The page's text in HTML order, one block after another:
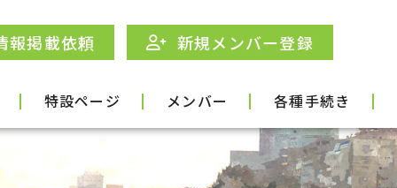
報掲載依頼 新規メンバー登録
特設ページ メンバー 各種手続き